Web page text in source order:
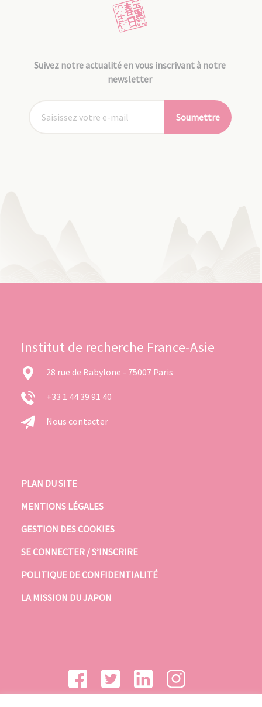
Suivez notre actualité en vous inscrivant à notre
newsletter
Soumettre
Institut de recherche France-Asie
28 rue de Babylone - 75007 Paris
+33 1 44 39 91 40
Nous contacter
PLAN DU SITE
MENTIONS LÉGALES
GESTION DES COOKIES
SE CONNECTER / S’INSCRIRE
POLITIQUE DE CONFIDENTIALITÉ
LA MISSION DU JAPON